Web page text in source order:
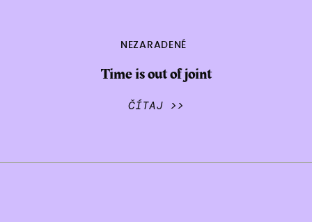
NEZARADENÉ
Time is out of joint
ČÍTAJ >>